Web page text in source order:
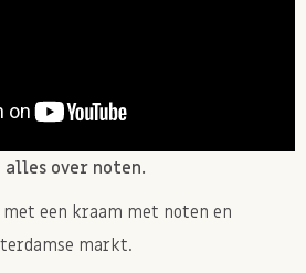
over noten.
met een kraam met noten en
markt.